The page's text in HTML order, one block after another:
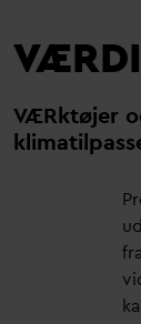
VÆRDI
VÆRktøjer